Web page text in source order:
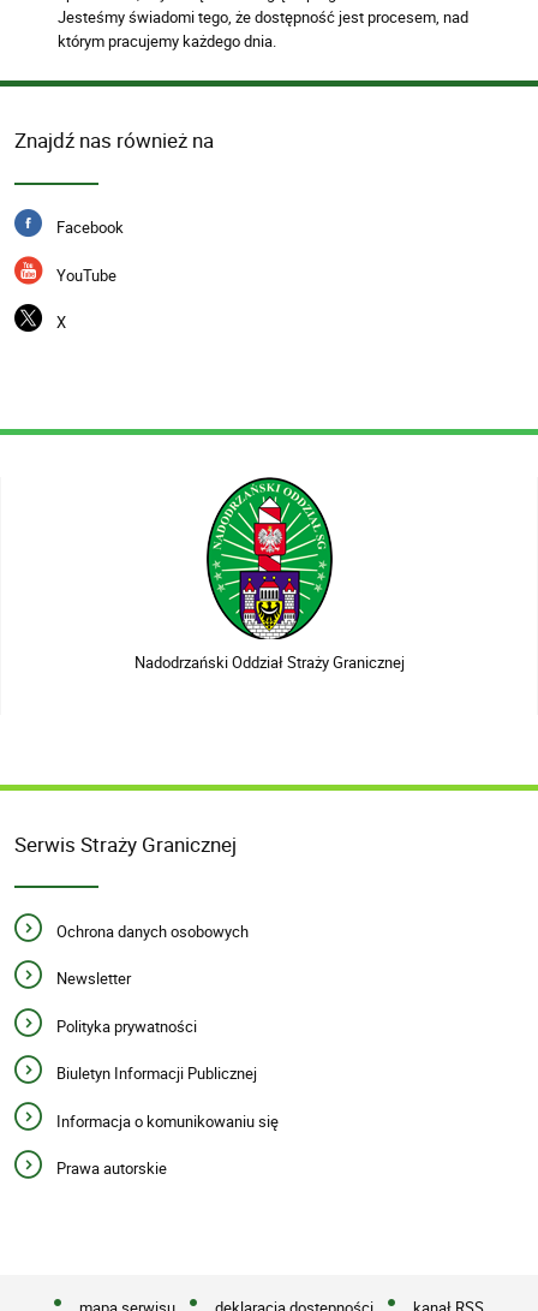
Jesteśmy świadomi tego, że dostępność jest procesem, nad
którym pracujemy każdego dnia.
Znajdź nas również na
Facebook
YouTube
X
Nadodrzański Oddział Straży Granicznej
Serwis Straży Granicznej
Ochrona danych osobowych
Newsletter
Polityka prywatności
Biuletyn Informacji Publicznej
Informacja o komunikowaniu się
Prawa autorskie